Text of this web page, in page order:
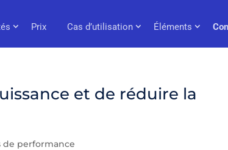
Prix Cas d’utilisation Éléments
et de réduire la
de performance